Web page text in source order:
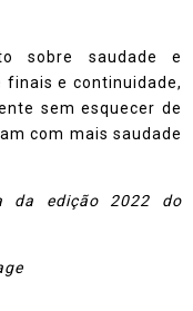
sobre saudade e
e continuidade,
sem esquecer de
com mais saudade
da edição 2022 do